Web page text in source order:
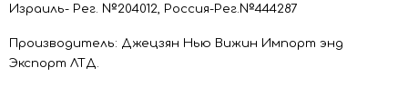
Израиль- Рег. №204012, Россия-Рег.№444287
Производитель: Джецзян Нью Вижин Импорт энд
Экспорт ЛТД.